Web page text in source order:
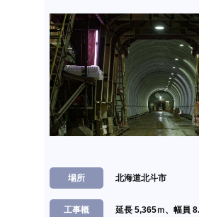
場所 北海道北斗市
工事概
延長 5,365ｍ、幅員